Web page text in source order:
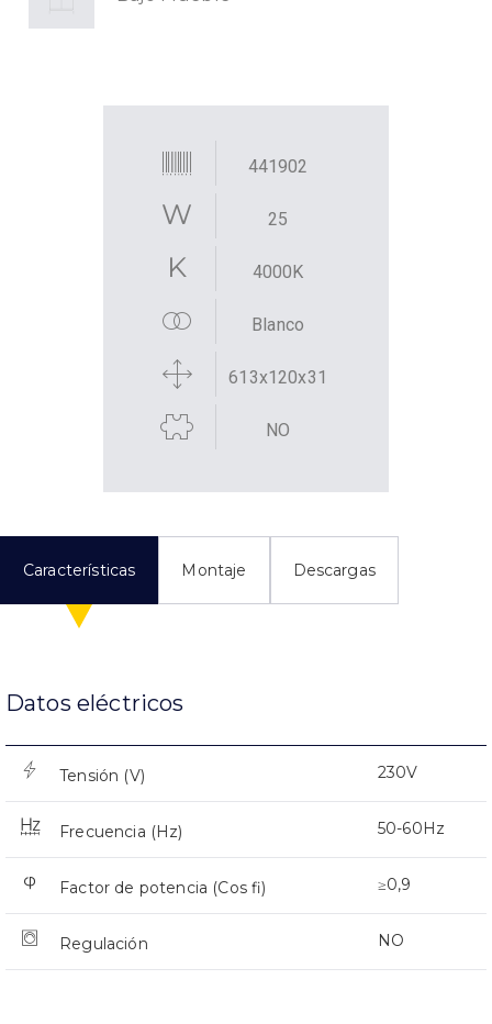
441902
25
4000K
Blanco
613x120x31
NO
Características Montaje Descargas
Datos eléctricos
Tensión (V) 230V
Frecuencia (Hz) 50-60Hz
Factor de potencia (Cos fi) ≥0,9
Regulación NO